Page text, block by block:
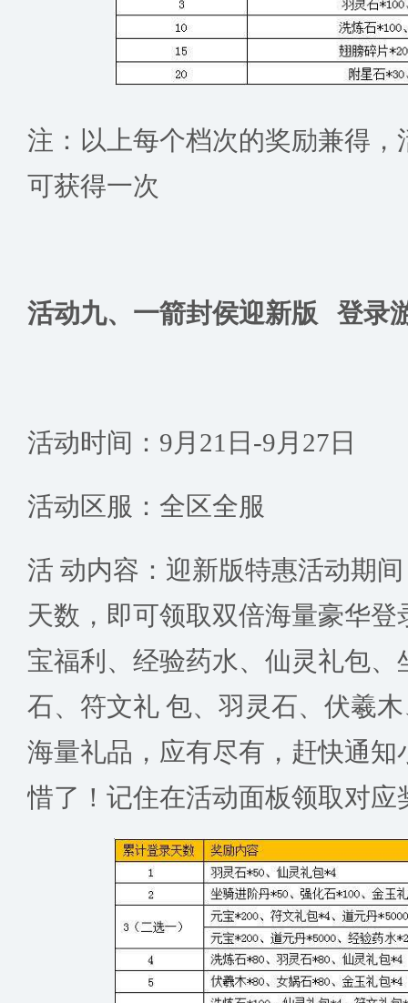
注：以上每个档次的奖励兼得，
可获得一次
活动九、 一箭封侯迎新版 登录
活动时间：9月21日-9月27日
活动区服：全区全服
活 动内容：迎新版特惠活动期
天数，即可领取双倍海量豪华
宝福利、经验药水、仙灵礼包、
石、符文礼 包、羽灵石、伏羲
海量礼品，应有尽有，赶快通知
惜了！记住在活动面板领取对应